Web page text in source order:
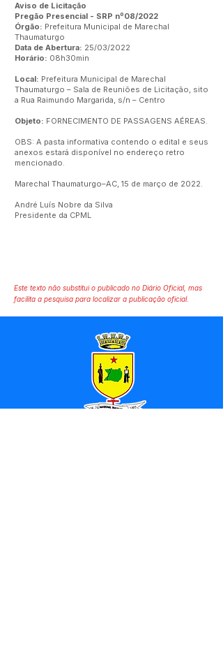
Aviso de Licitação
Pregão Presencial - SRP nº08/2022
Órgão: Prefeitura Municipal de Marechal
Thaumaturgo
Data de Abertura: 25/03/2022
Horário: 08h30min
Local: Prefeitura Municipal de Marechal
Thaumaturgo – Sala de Reuniões de Licitação, sito
a Rua Raimundo Margarida, s/n – Centro
Objeto: FORNECIMENTO DE PASSAGENS AÉREAS.
OBS: A pasta informativa contendo o edital e seus
anexos estará disponível no endereço retro
mencionado.
Marechal Thaumaturgo–AC, 15 de março de 2022.
André Luís Nobre da Silva
Presidente da CPML
Este texto não substitui o publicado no Diário Oficial, mas
facilita a pesquisa para localizar a publicação oficial.